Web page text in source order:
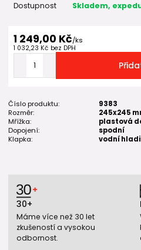
Dostupnost Skladem,
1 249,00 Kč/ks
1 032,23 Kč bez DPH
Číslo produktu:
9383
Rozměr:
245x245
Mřížka:
plastová
Dopojení:
spodní
Klapka:
vodní
30+
Máme více než 30 let
zkušeností a vysokou
odbornost.